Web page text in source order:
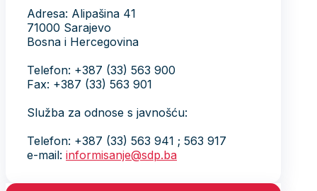
Adresa: Alipašina 41
71000 Sarajevo
Bosna i Hercegovina
Telefon: +387 (33) 563 900
Fax: +387 (33) 563 901
Služba za odnose s javnošću:
Telefon: +387 (33) 563 941 ; 563 917
e-mail: informisanje@sdp.ba